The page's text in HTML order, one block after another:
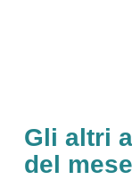
Gli altri
del mese